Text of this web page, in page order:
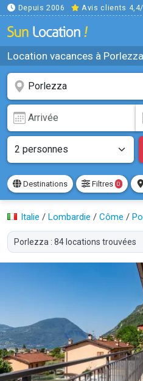
Depuis 2006 Avis clients
Location vacances à Porlezza
Destinations Filtres 0
Italie / Lombardie / Côme /
Porlezza : 84 locations trouvées